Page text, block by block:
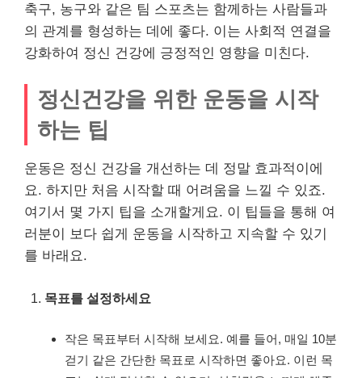
축구, 농구와 같은 팀 스포츠는 함께하는 사람들과
의 관계를 형성하는 데에 좋다. 이는 사회적 연결을
강화하여 정신 건강에 긍정적인 영향을 미친다.
정신건강을 위한 운동을 시작
하는 팁
운동은 정신 건강을 개선하는 데 정말 효과적이에
요. 하지만 처음 시작할 때 어려움을 느낄 수 있죠.
여기서 몇 가지 팁을 소개할게요. 이 팁들을 통해 여
러분이 보다 쉽게 운동을 시작하고 지속할 수 있기
를 바래요.
목표를 설정하세요
작은 목표부터 시작해 보세요. 예를 들어, 매일 10분
걷기 같은 간단한 목표로 시작하면 좋아요. 이런 목